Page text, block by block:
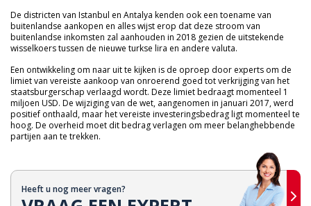
De districten van Istanbul en Antalya kenden ook een toename van
buitenlandse aankopen en alles wijst erop dat deze stroom van
buitenlandse inkomsten zal aanhouden in 2018 gezien de uitstekende
wisselkoers tussen de nieuwe turkse lira en andere valuta.
Een ontwikkeling om naar uit te kijken is de oproep door experts om de
limiet van vereiste aankoop van onroerend goed tot verkrijging van het
staatsburgerschap verlaagd wordt. Deze limiet bedraagt momenteel 1
miljoen USD. De wijziging van de wet, aangenomen in januari 2017, werd
positief onthaald, maar het vereiste investeringsbedrag ligt momenteel te
hoog. De overheid moet dit bedrag verlagen om meer belanghebbende
partijen aan te trekken.
Heeft u nog meer vragen?